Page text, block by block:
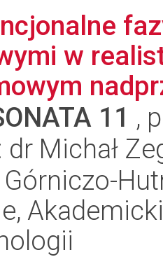
w
11 ,
dr Michał